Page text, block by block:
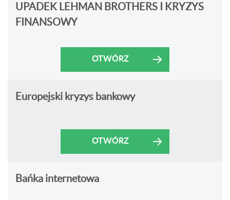
UPADEK LEHMAN BROTHERS I KRYZYS
FINANSOWY
OTWÓRZ
Europejski kryzys bankowy
OTWÓRZ
Bańka internetowa